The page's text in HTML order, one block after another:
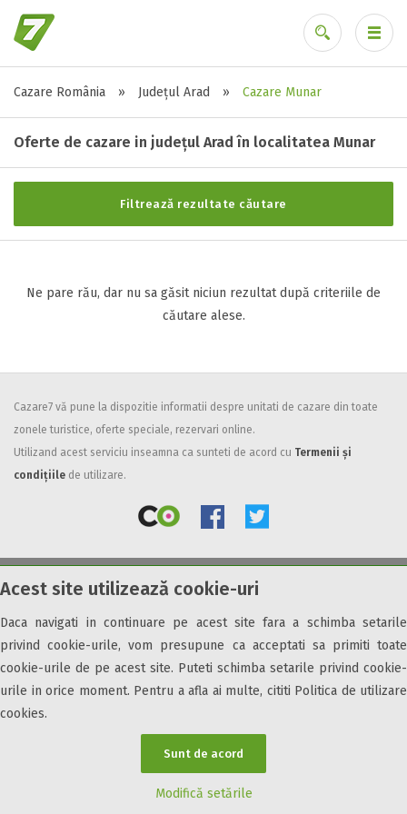
Acest site utilizează cookie-uri
Daca navigati in continuare pe acest site fara a schimba setarile
privind cookie-urile, vom presupune ca acceptati sa primiti toate
cookie-urile de pe acest site. Puteti schimba setarile privind cookie-
urile in orice moment. Pentru a afla ai multe, cititi Politica de utilizare
cookies.
Sunt de acord
Modifică setările
Cazare România » Județul Arad » Cazare Munar
Oferte de cazare in județul Arad în localitatea Munar
Filtrează rezultate căutare
Stele / margarete
Neclasificat
2 stele / margarete
3 stele / margarete
Facilități
Internet wireless
All inclusive
Pensiune completa
Demipensiune
Mic dejun
Accepta animale
Accepta voucher vacanta
Acces persoane cu dizabilități
Ne pare rău, dar nu sa găsit niciun rezultat după criteriile de
căutare alese.
Cazare7 vă pune la dispozitie informatii despre unitati de cazare din toate
zonele turistice, oferte speciale, rezervari online.
Utilizand acest serviciu inseamna ca sunteti de acord cu Termenii și
condițiile de utilizare.
© 2026 Cazare7. Toate drepturile rezervate.
Obiective turistice Informații utile Parteneri Cazare7 Harta Cazare7